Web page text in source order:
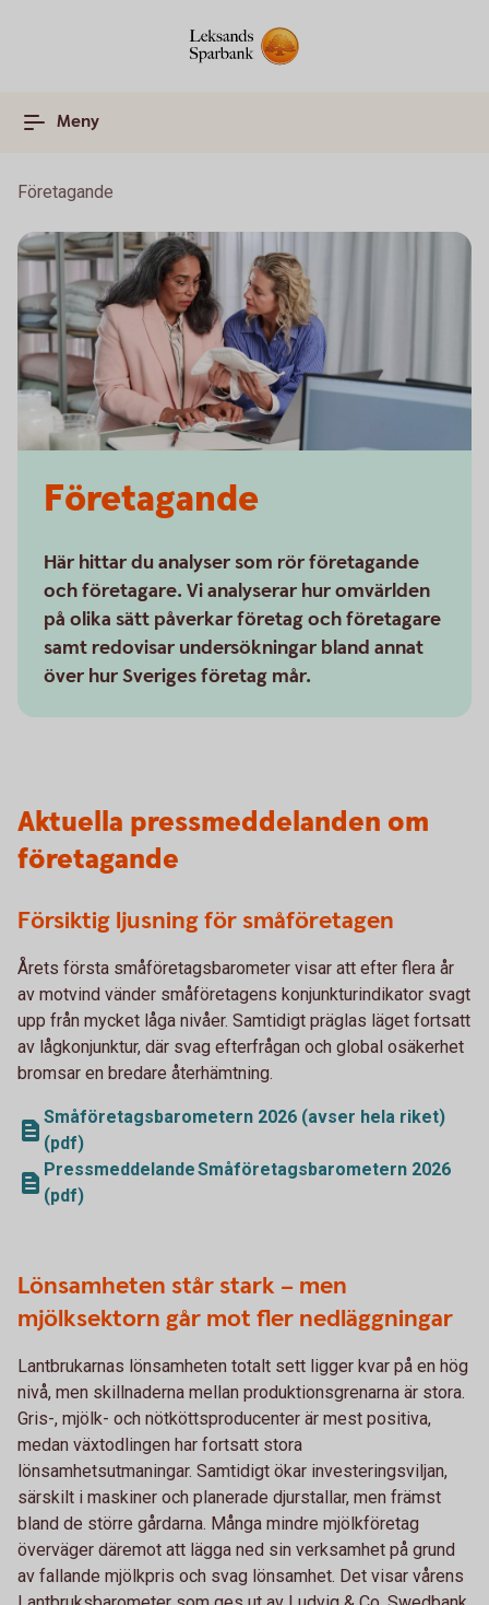
Meny
Företagande
Företagande
Här hittar du analyser som rör företagande
och företagare. Vi analyserar hur omvärlden
på olika sätt påverkar företag och företagare
samt redovisar undersökningar bland annat
över hur Sveriges företag mår.
Aktuella pressmeddelanden om
företagande
Försiktig ljusning för småföretagen
Årets första småföretagsbarometer visar att efter flera år
av motvind vänder småföretagens konjunkturindikator svagt
upp från mycket låga nivåer. Samtidigt präglas läget fortsatt
av lågkonjunktur, där svag efterfrågan och global osäkerhet
bromsar en bredare återhämtning.
Småföretagsbarometern 2026 (avser hela riket)
(pdf)
Pressmeddelande Småföretagsbarometern 2026
(pdf)
Lönsamheten står stark – men
mjölksektorn går mot fler nedläggningar
Lantbrukarnas lönsamheten totalt sett ligger kvar på en hög
nivå, men skillnaderna mellan produktionsgrenarna är stora.
Gris-, mjölk- och nötköttsproducenter är mest positiva,
medan växtodlingen har fortsatt stora
lönsamhetsutmaningar. Samtidigt ökar investeringsviljan,
särskilt i maskiner och planerade djurstallar, men främst
bland de större gårdarna. Många mindre mjölkföretag
överväger däremot att lägga ned sin verksamhet på grund
av fallande mjölkpris och svag lönsamhet. Det visar vårens